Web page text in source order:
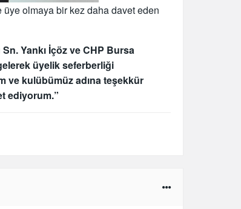
üye olmaya bir kez daha davet eden
Yankı İçöz ve CHP Bursa
üyelik seferberliği
ve kulübümüz adına teşekkür
ediyorum.”